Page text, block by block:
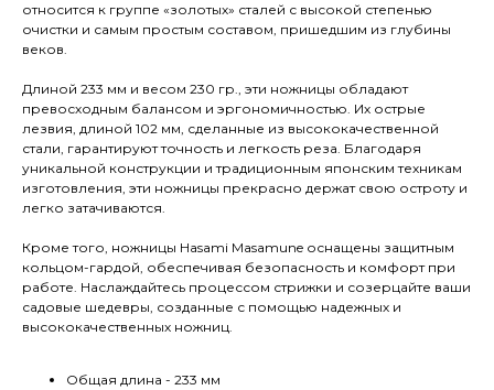
относится к группе «золотых» сталей с высокой степенью
очистки и самым простым составом, пришедшим из глубины
веков.
Длиной 233 мм и весом 230 гр., эти ножницы обладают
превосходным балансом и эргономичностью. Их острые
лезвия, длиной 102 мм, сделанные из высококачественной
стали, гарантируют точность и легкость реза. Благодаря
уникальной конструкции и традиционным японским техникам
изготовления, эти ножницы прекрасно держат свою остроту и
легко затачиваются.
Кроме того, ножницы Hasami Masamune оснащены защитным
кольцом-гардой, обеспечивая безопасность и комфорт при
работе. Наслаждайтесь процессом стрижки и созерцайте ваши
садовые шедевры, созданные с помощью надежных и
высококачественных ножниц.
Общая длина - 233 мм